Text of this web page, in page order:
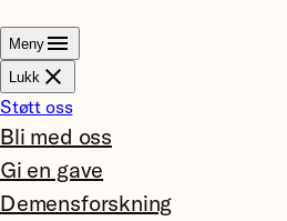
Meny
Lukk
Støtt oss
Bli med oss
Gi en gave
Demensforskning